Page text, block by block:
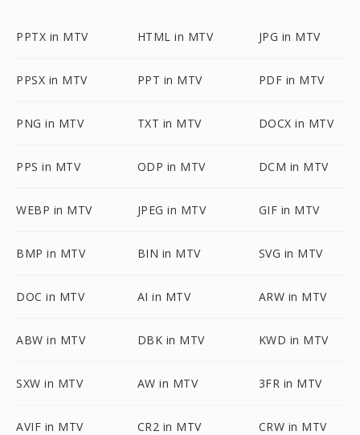
PPTX in MTV HTML in MTV JPG in MTV
PPSX in MTV PPT in MTV PDF in MTV
PNG in MTV TXT in MTV DOCX in MTV
PPS in MTV ODP in MTV DCM in MTV
WEBP in MTV JPEG in MTV GIF in MTV
BMP in MTV BIN in MTV SVG in MTV
DOC in MTV AI in MTV ARW in MTV
ABW in MTV DBK in MTV KWD in MTV
SXW in MTV AW in MTV 3FR in MTV
AVIF in MTV CR2 in MTV CRW in MTV